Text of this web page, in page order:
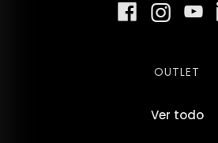
OUTLET
Ver todo